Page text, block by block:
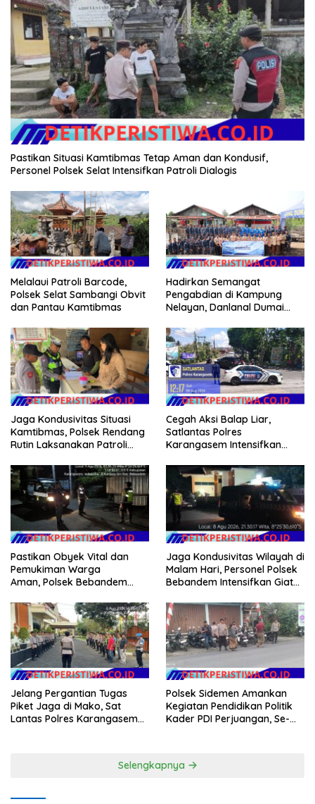
Pastikan Situasi Kamtibmas Tetap Aman dan Kondusif,
Personel Polsek Selat Intensifkan Patroli Dialogis
Melalaui Patroli Barcode,
Polsek Selat Sambangi Obvit
dan Pantau Kamtibmas
Hadirkan Semangat
Pengabdian di Kampung
Nelayan, Danlanal Dumai
Bersih Pantai
Jaga Kondusivitas Situasi
Kamtibmas, Polsek Rendang
Rutin Laksanakan Patroli
Cegah Aksi Balap Liar,
Satlantas Polres
Karangasem Intensifkan
Seraya
Pastikan Obyek Vital dan
Pemukiman Warga
Aman, Polsek Bebandem
pada Dini Hari
Jaga Kondusivitas Wilayah di
Malam Hari, Personel Polsek
Bebandem Intensifkan Giat
Jelang Pergantian Tugas
Piket Jaga di Mako, Sat
Lantas Polres Karangasem
Polsek Sidemen Amankan
Kegiatan Pendidikan Politik
Kader PDI Perjuangan, Se-
Selengkapnya